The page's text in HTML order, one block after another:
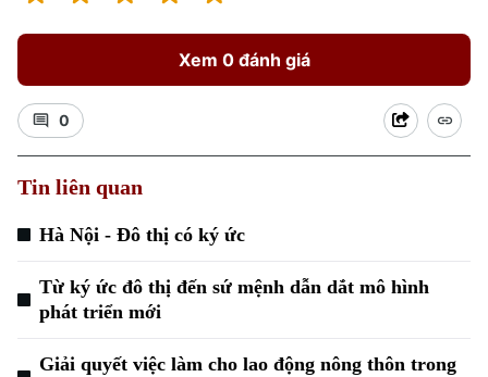
Xem 0 đánh giá
0
Tin liên quan
Hà Nội - Đô thị có ký ức
Từ ký ức đô thị đến sứ mệnh dẫn dắt mô hình
phát triển mới
Giải quyết việc làm cho lao động nông thôn trong